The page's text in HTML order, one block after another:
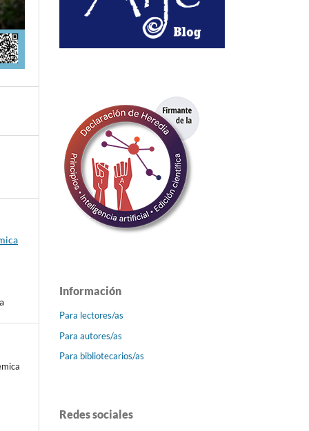
Información
Para lectores/as
Para autores/as
Para bibliotecarios/as
Redes sociales